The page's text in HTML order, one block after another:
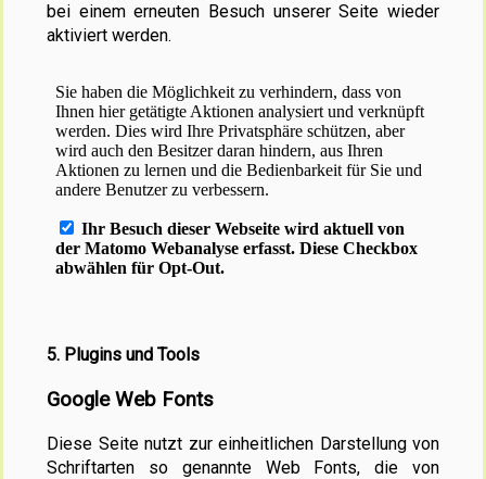
bei einem erneuten Besuch unserer Seite wieder
aktiviert werden.
5. Plugins und Tools
Google Web Fonts
Diese Seite nutzt zur einheitlichen Darstellung von
Schriftarten so genannte Web Fonts, die von